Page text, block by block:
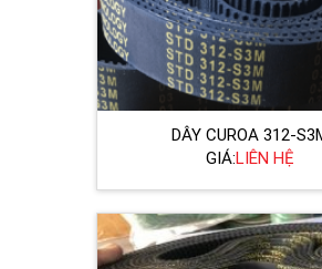
DÂY CUROA 312-
GIÁ:LIÊN HỆ